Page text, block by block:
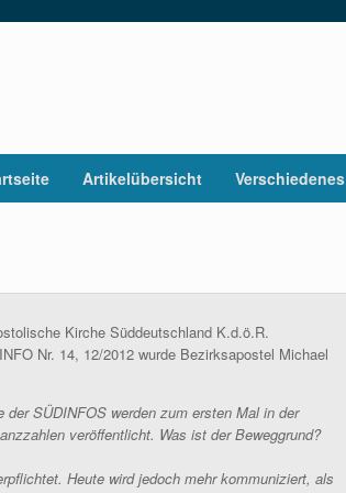
Artikelübersicht Verschiedenes
Kirche Süddeutschland K.d.ö.R.
Nr. 14, 12/2012 wurde Bezirksapostel Michael
SÜDINFOS werden zum ersten Mal in der
veröffentlicht. Was ist der Beweggrund?
Heute wird jedoch mehr kommuniziert, als